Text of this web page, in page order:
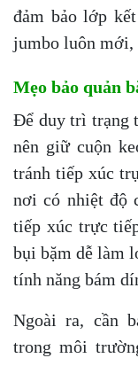
đảm bảo lớp
jumbo luôn mới,
Mẹo bảo quản
Để duy trì trạng
nên giữ cuộn
tránh tiếp xúc
nơi có nhiệt độ
tiếp xúc trực
bụi bặm dễ làm
tính năng bám
Ngoài ra, cần
trong môi